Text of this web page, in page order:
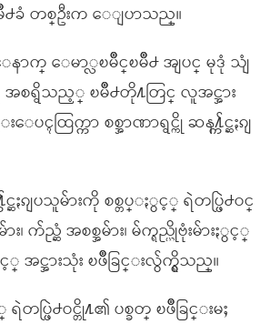
႕ခံ တစ္ဦးက ေျပာသည္။
ာက္ ေမာ္လၿမိဳင္ၿမိဳ႕ အျပင္ မုဒုံ သံျ
စရွိသည့္ ၿမိဳ႕တို႔တြင္ လူအင္အား
ထြက္ကာ စစ္အာဏာရွင္ကို ဆန႔္က်င္ဆႏၵျ
က်င္ဆႏၵျပသူမ်ားကို စစ္တပ္ႏွင့္ ရဲတပ္ဖြဲ႕ဝင္
၊ က်ည္ဆံ အစစ္အမ်ား၊ မ်က္ရည္ယိုဗုံးမ်ားႏွင့္
အင္အားသုံး ၿဖိဳခြင္းလွ်က္ရွိသည္။
ဖြဲ႕ဝင္တို႔၏ ပစ္ခတ္ ၿဖိဳခြင္းမႈ